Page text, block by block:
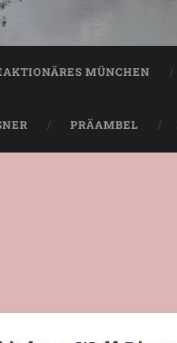
MÜNCHEN
PRÄAMBEL